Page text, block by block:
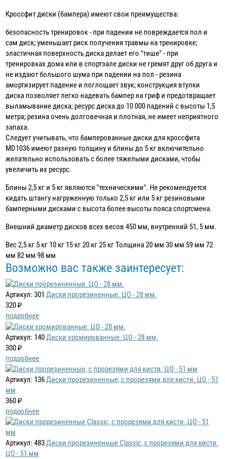
Кроссфит диски (бампера) имеют свои преимущества:
безопасность тренировок - при падении не повреждается пол и
сам диск; уменьшает риск получения травмы на тренировке;
эластичная поверхность диска делает его "тише" - при
тренировках дома или в спортзале диски не гремят друг об друга и
не издают большого шума при падении на пол - резина
амортизирует падение и поглощает звук; конструкция втулки
диска позволяет легко надевать бампер на гриф и предотвращает
выламывание диска; ресурс диска до 10 000 падений с высоты 1,5
метра; резина очень долговечная и плотная, не имеет неприятного
запаха.
Следует учитывать, что бамперованные диски для кроссфита
MD1036 имеют разную толщину и блины до 5 кг включительно
желательно использовать с более тяжелыми дисками, чтобы
увеличить их ресурс.
Блины 2,5 кг и 5 кг являются "техническими". Не рекомендуется
кидать штангу нагруженную только 2,5 кг или 5 кг резиновыми
бамперными дисками с высота более высоты пояса спортсмена.
Внешний диаметр дисков всех весов 450 мм, внутренний 51, 5 мм.
Вес 2,5 кг 5 кг 10 кг 15 кг 20 кг 25 кг Толщина 20 мм 30 мм 59 мм 72
мм 82 мм 98 мм
Возможно вас также заинтересует:
Артикул: 301 Диски прорезиненные. ЦО - 28 мм.
320 ₽
подробнее
Артикул: 140Диски хромированные. ЦО - 28 мм.
300 ₽
подробнее
Артикул: 136Диски прорезиненные, с прорезями для кисти. ЦО - 51
мм
360 ₽
подробнее
Артикул: 483Диски прорезиненные Classic, с прорезями для кисти.
ЦО - 51 мм